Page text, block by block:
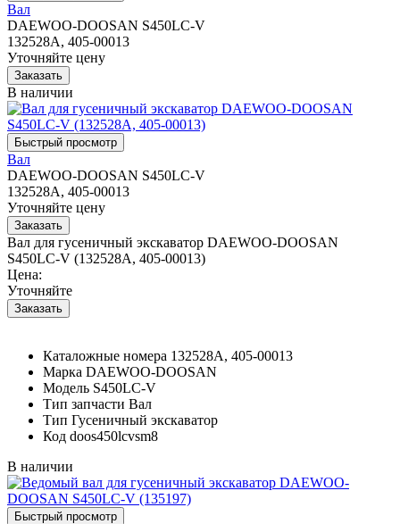
Вал
DAEWOO-DOOSAN S450LC-V
132528A, 405-00013
Уточняйте цену
В наличии
Вал
DAEWOO-DOOSAN S450LC-V
132528A, 405-00013
Уточняйте цену
Вал для гусеничный экскаватор DAEWOO-DOOSAN
S450LC-V (132528A, 405-00013)
Цена:
Уточняйте
Каталожные номера 132528A, 405-00013
Марка DAEWOO-DOOSAN
Модель S450LC-V
Тип запчасти Вал
Тип Гусеничный экскаватор
Код doos450lcvsm8
В наличии